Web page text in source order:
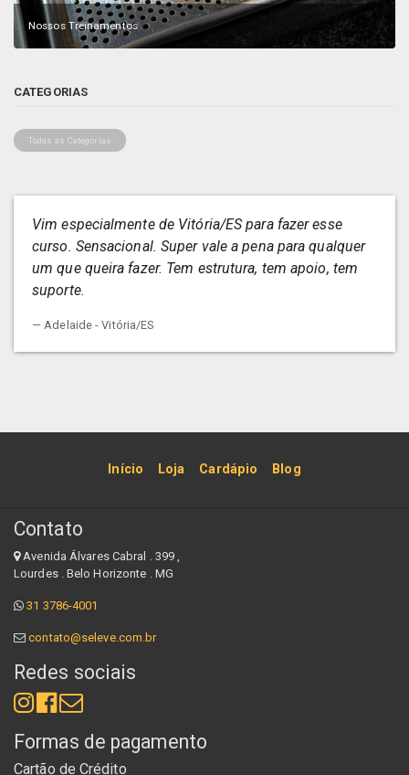
Nossos Treinamentos
CATEGORIAS
Todas as Categorias
Vim especialmente de Vitória/ES para fazer esse
curso. Sensacional. Super vale a pena para qualquer
um que queira fazer. Tem estrutura, tem apoio, tem
suporte.
Adelaide - Vitória/ES
Início Loja Cardápio Blog
Contato
Avenida Álvares Cabral . 399 ,
Lourdes . Belo Horizonte . MG
31 3786-4001
contato@seleve.com.br
Redes sociais
Formas de pagamento
Cartão de Crédito